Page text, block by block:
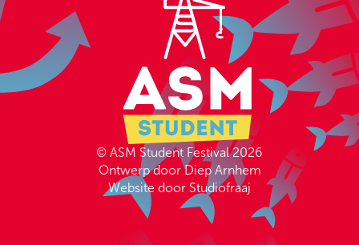
© ASM Student Festival 2026
Ontwerp door Diep Arnhem
Website door Studiofraaj